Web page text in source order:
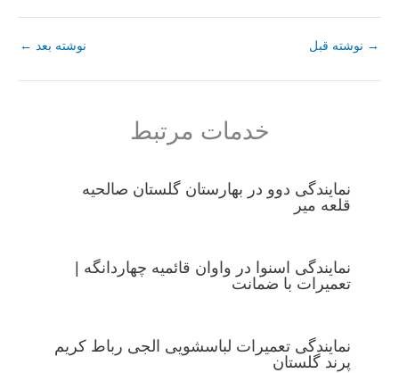
→ نوشته قبل نوشته بعد ←
خدمات مرتبط
نمایندگی دوو در بهارستان گلستان صالحیه
قلعه میر
نمایندگی اسنوا در واوان قائمیه چهاردانگه |
تعمیرات با ضمانت
نمایندگی تعمیرات لباسشویی الجی رباط کریم
پرند گلستان